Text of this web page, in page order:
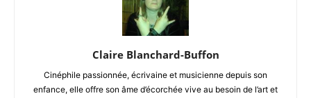
Claire Blanchard-Buffon
Cinéphile passionnée, écrivaine et musicienne depuis son
enfance, elle offre son âme d’écorchée vive au besoin de l’art et